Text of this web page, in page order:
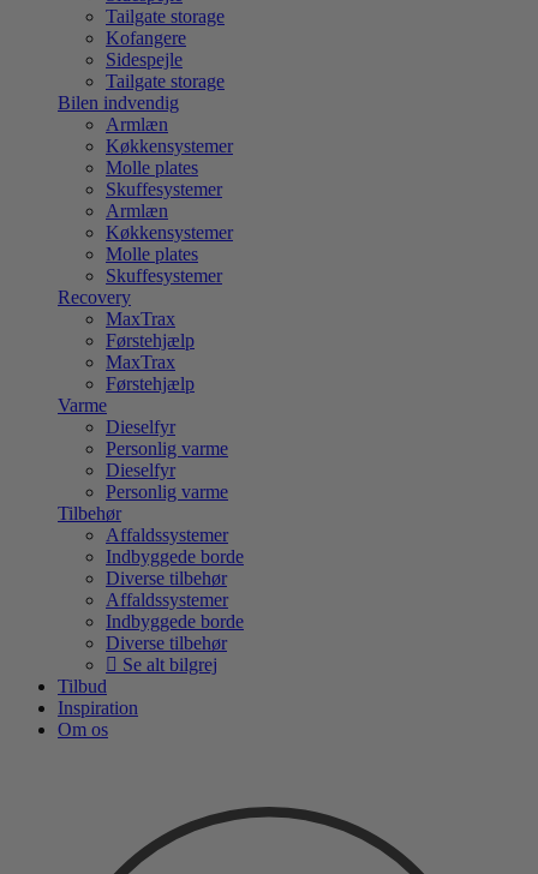
Tailgate storage
Kofangere
Sidespejle
Tailgate storage
Bilen indvendig
Armlæn
Køkkensystemer
Molle plates
Skuffesystemer
Armlæn
Køkkensystemer
Molle plates
Skuffesystemer
Recovery
MaxTrax
Førstehjælp
MaxTrax
Førstehjælp
Varme
Dieselfyr
Personlig varme
Dieselfyr
Personlig varme
Tilbehør
Affaldssystemer
Indbyggede borde
Diverse tilbehør
Affaldssystemer
Indbyggede borde
Diverse tilbehør
Se alt bilgrej
Tilbud
Inspiration
Om os